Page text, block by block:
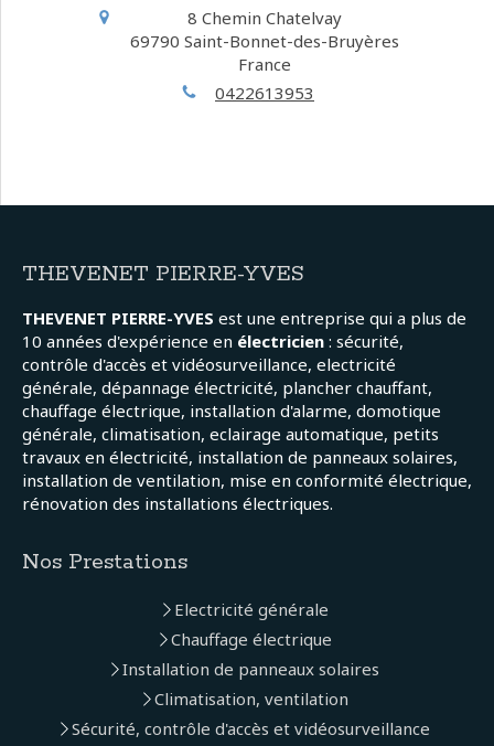
8 Chemin Chatelvay
69790 Saint-Bonnet-des-Bruyères
France
0422613953
THEVENET PIERRE-YVES
THEVENET PIERRE-YVES est une entreprise qui a plus de
10 années d'expérience en électricien : sécurité,
contrôle d'accès et vidéosurveillance, electricité
générale, dépannage électricité, plancher chauffant,
chauffage électrique, installation d'alarme, domotique
générale, climatisation, eclairage automatique, petits
travaux en électricité, installation de panneaux solaires,
installation de ventilation, mise en conformité électrique,
rénovation des installations électriques.
Nos Prestations
Electricité générale
Chauffage électrique
Installation de panneaux solaires
Climatisation, ventilation
Sécurité, contrôle d'accès et vidéosurveillance